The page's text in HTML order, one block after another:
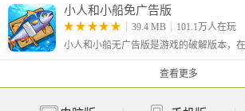
小人和小船免广告版
39.4 MB
101.1万人在玩
查看更多